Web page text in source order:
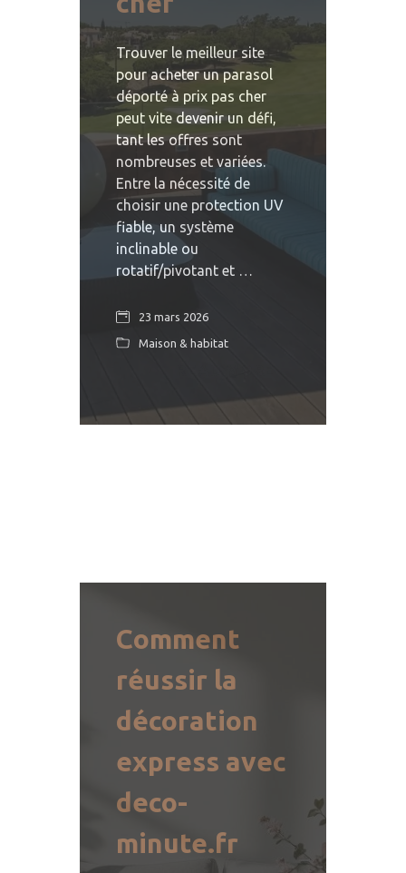
Trouver le meilleur site
pour acheter un parasol
déporté à prix pas cher
peut vite devenir un défi,
tant les offres sont
nombreuses et variées.
Entre la nécessité de
choisir une protection UV
fiable, un système
inclinable ou
rotatif/pivotant et …
23 mars 2026
Maison & habitat
Comment
réussir la
décoration
express avec
deco-
minute.fr